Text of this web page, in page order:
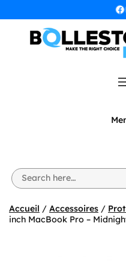
Facebook
S
e
r
c
Accueil / Accessoires /
inch MacBook Pro –